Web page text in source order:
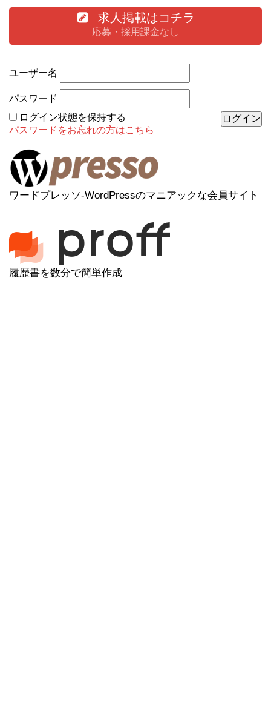
求人掲載はコチラ
応募・採用課金なし
ユーザー名
パスワード
ログイン状態を保持する
パスワードをお忘れの方はこちら
ワードプレッソ-WordPressのマニアックな会員サイト
履歴書を数分で簡単作成